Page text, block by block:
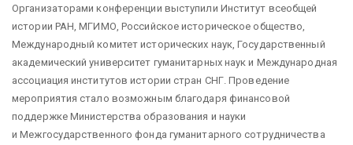
Организаторами конференции выступили Институт всеобщей
истории РАН, МГИМО, Российское историческое общество,
Международный комитет исторических наук, Государственный
академический университет гуманитарных наук и Международная
ассоциация институтов истории стран СНГ. Проведение
мероприятия стало возможным благодаря финансовой
поддержке Министерства образования и науки
и Межгосударственного фонда гуманитарного сотрудничества